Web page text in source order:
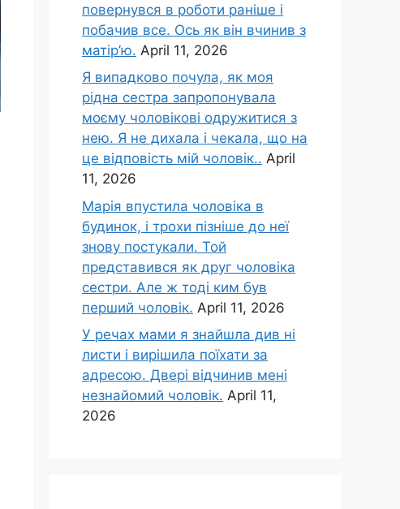
повернувся в роботи раніше і
побачив все. Ось як він вчинив з
матір’ю. April 11, 2026
Я випадково почула, як моя
рідна сестра запропонувала
моєму чоловікові одружитися з
нею. Я не дихала і чекала, що на
це відповість мій чоловік.. April
11, 2026
Марія впустила чоловіка в
будинок, і трохи пізніше до неї
знову постукали. Той
представився як друг чоловіка
сестри. Але ж тоді ким був
перший чоловік. April 11, 2026
У речах мами я знайшла див ні
листи і вирішила поїхати за
адресою. Двері відчинив мені
незнайомий чоловік. April 11,
2026